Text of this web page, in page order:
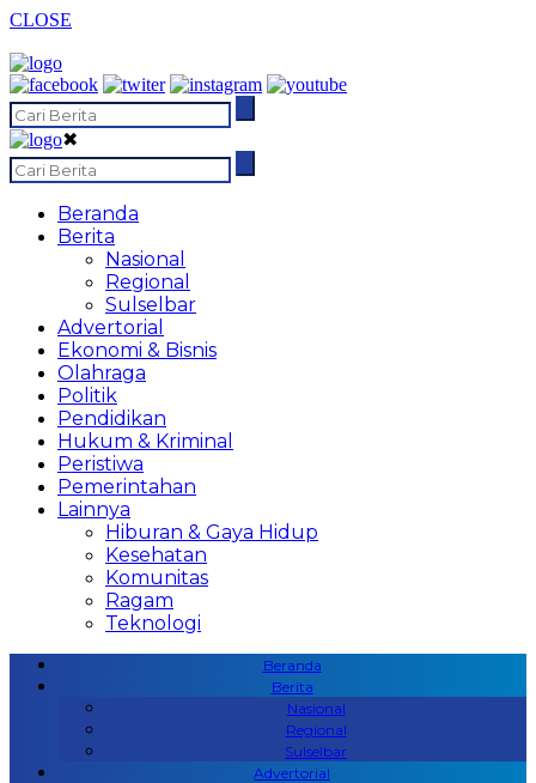
CLOSE
✖
Beranda
Berita
Nasional
Regional
Sulselbar
Advertorial
Ekonomi & Bisnis
Olahraga
Politik
Pendidikan
Hukum & Kriminal
Peristiwa
Pemerintahan
Lainnya
Hiburan & Gaya Hidup
Kesehatan
Komunitas
Ragam
Teknologi
Beranda
Berita
Nasional
Regional
Sulselbar
Advertorial